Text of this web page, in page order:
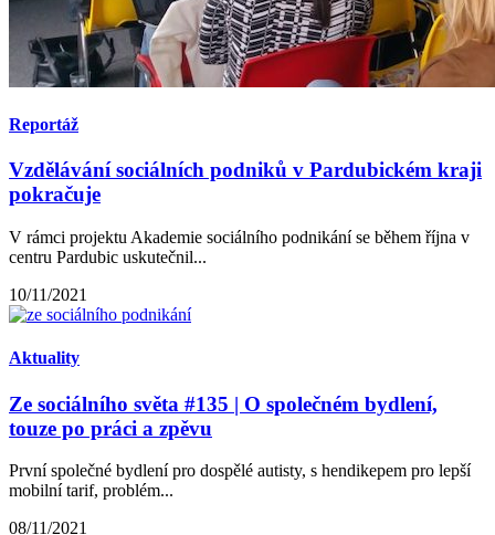
Reportáž
Vzdělávání sociálních podniků v Pardubickém kraji
pokračuje
V rámci projektu Akademie sociálního podnikání se během října v
centru Pardubic uskutečnil...
10/11/2021
Aktuality
Ze sociálního světa #135 | O společném bydlení,
touze po práci a zpěvu
První společné bydlení pro dospělé autisty, s hendikepem pro lepší
mobilní tarif, problém...
08/11/2021